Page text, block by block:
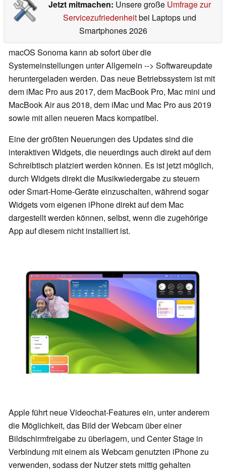
Jetzt mitmachen: Unsere große Umfrage zur
Servicezufriedenheitbei Laptops und
Smartphones 2026
macOS Sonoma kann ab sofort über die
Systemeinstellungen unter Allgemein --> Softwareupdate
heruntergeladen werden. Das neue Betriebssystem ist mit
dem iMac Pro aus 2017, dem MacBook Pro, Mac mini und
MacBook Air aus 2018, dem iMac und Mac Pro aus 2019
sowie mit allen neueren Macs kompatibel.
Eine der größten Neuerungen des Updates sind die
interaktiven Widgets, die neuerdings auch direkt auf dem
Schreibtisch platziert werden können. Es ist jetzt möglich,
durch Widgets direkt die Musikwiedergabe zu steuern
oder Smart-Home-Geräte einzuschalten, während sogar
Widgets vom eigenen iPhone direkt auf dem Mac
dargestellt werden können, selbst, wenn die zugehörige
App auf diesem nicht installiert ist.
Apple führt neue Videochat-Features ein, unter anderem
die Möglichkeit, das Bild der Webcam über einer
Bildschirmfreigabe zu überlagern, und Center Stage in
Verbindung mit einem als Webcam genutzten iPhone zu
verwenden, sodass der Nutzer stets mittig gehalten